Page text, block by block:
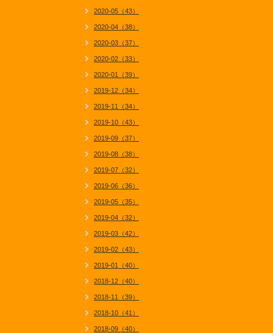
2020-05（43）
2020-04（38）
2020-03（37）
2020-02（33）
2020-01（39）
2019-12（34）
2019-11（34）
2019-10（43）
2019-09（37）
2019-08（38）
2019-07（32）
2019-06（36）
2019-05（35）
2019-04（32）
2019-03（42）
2019-02（43）
2019-01（40）
2018-12（40）
2018-11（39）
2018-10（41）
2018-09（40）